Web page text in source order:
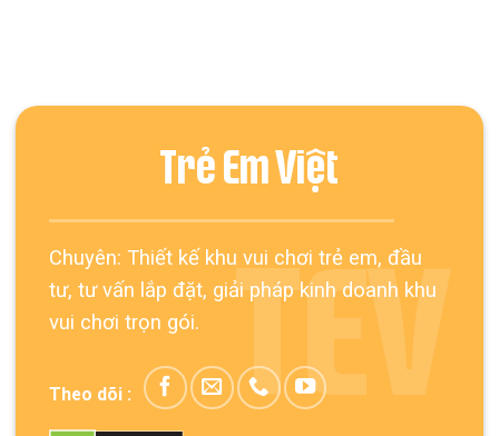
Trẻ Em Việt
Chuyên: Thiết kế khu vui chơi trẻ em, đầu
tư, tư vấn lắp đặt, giải pháp kinh doanh khu
vui chơi trọn gói.
Theo dõi : TEV